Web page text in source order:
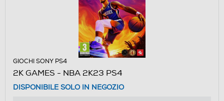
GIOCHI SONY PS4
2K GAMES - NBA 2K23 PS4
DISPONIBILE SOLO IN NEGOZIO